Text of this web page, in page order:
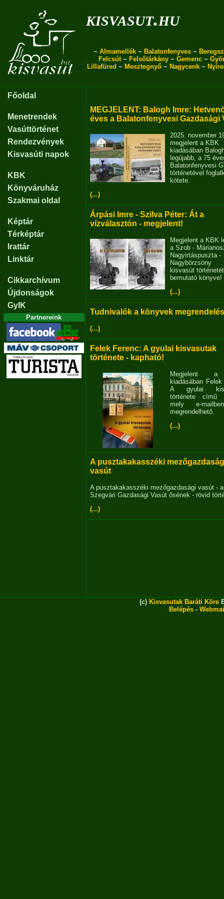
kisvasut.hu
~ Almamellék ~ Balatonfenyves ~
Felcsút~ Felsőtárkány ~ Gemenc ~
Lillafüred ~ Mesztegnyő ~ Nagycenk ~
Főoldal
Menetrendek
Vasúttörténet
Rendezvények
Kisvasúti napok
KBK
Könyváruház
Szakmai oldal
Képtár
Térképtár
Irattár
Linktár
Cikkarchívum
Újdonságok
GyIK
Partnereink
MEGJELENT: Balogh Imre:
éves a Balatonfenyvesi Gazdasági
2025. november
megjelent a KBK
kiadásában
legújabb, a 75
Balatonfenyvesi
történetével
kötete.
(...)
Árpási Imre - Szilva Péter: Át a
vízválasztón - megjelent!
Megjelent a KBK
a Szob -
Nagyirtáspuszta -
Nagybörzsöny
kisvasút történetét
bemutató könyve!
(...)
Tudnivalók a könyvek
(...)
Felek Ferenc: A gyulai kisvasutak
története - kapható!
Megjelent
kiadásában
A gyulai
története című
mely e-
megrendelhető.
(...)
A pusztakakasszéki
vasút
A pusztakakasszéki mezőgazdasági vasút - a
Szegvári Gazdasági Vasút ősének - rövid
(...)
(c) Kisvasutak Baráti Köre
Belépés -